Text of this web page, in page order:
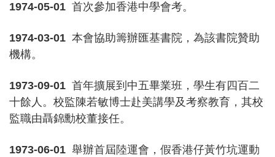
1974-05-01 首次參加香港中學會考。
1974-03-01 本會協助籌辦匯基書院，為該書院贊助
機構。
1973-09-01 首年擴展到中五畢業班，學生有四百二
十餘人。校監陳若敏博士赴美講學及考察教育，其校
監職由聶錦勳校董接任。
1973-06-01 舉辦首屆陸運會，假香港仔黃竹坑運動